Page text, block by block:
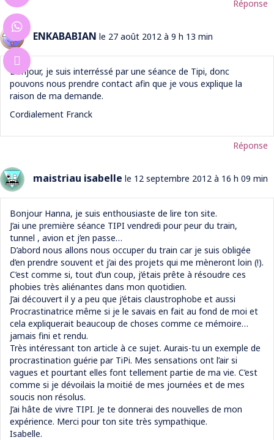
Réponse
ENKABABIAN le 27 août 2012 à 9 h 13 min
Bonjour, je suis interréssé par une séance de Tipi, donc
pouvons nous prendre contact afin que je vous explique la
raison de ma demande.
Cordialement Franck
Réponse
maistriau isabelle le 12 septembre 2012 à 16 h 09 min
Bonjour Hanna, je suis enthousiaste de lire ton site.
J’ai une première séance TIPI vendredi pour peur du train,
tunnel , avion et j’en passe…
D’abord nous allons nous occuper du train car je suis obligée
d’en prendre souvent et j’ai des projets qui me mèneront loin (!).
C’est comme si, tout d’un coup, j’étais prête à résoudre ces
phobies très aliénantes dans mon quotidien.
J’ai découvert il y a peu que j’étais claustrophobe et aussi
Procrastinatrice même si je le savais en fait au fond de moi et
cela expliquerait beaucoup de choses comme ce mémoire…
jamais fini et rendu.
Très intéressant ton article à ce sujet. Aurais-tu un exemple de
procrastination guérie par TiPi. Mes sensations ont l’air si
vagues et pourtant elles font tellement partie de ma vie. C’est
comme si je dévoilais la moitié de mes journées et de mes
soucis non résolus.
J’ai hâte de vivre TIPI. Je te donnerai des nouvelles de mon
expérience. Merci pour ton site très sympathique.
Isabelle.